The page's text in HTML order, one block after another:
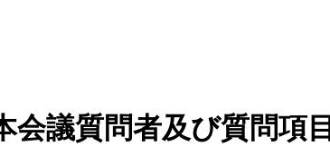
会議質問者及び質問項目